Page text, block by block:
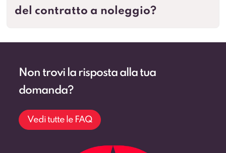
del contratto a noleggio?
Non trovi la risposta alla tua
domanda?
Vedi tutte le FAQ